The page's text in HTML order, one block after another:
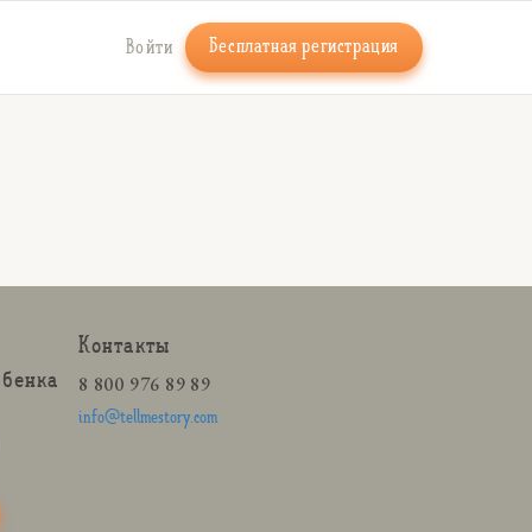
Войти Бесплатная регистрация
Контакты
8 800 976 89 89
info@tellmestory.com